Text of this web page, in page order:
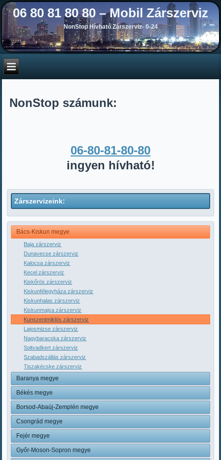
06 80 81 80 80 – Mobil Zárszerviz
NonStop Hívható Zárszerviz- 0-24
NonStop számunk:
06-80-81-80-80
ingyen hívható!
Zárszervizeink:
Bács-Kiskun megye
Baja zárszerviz
Dunavecse zárszerviz
Kalocsa zárszerviz
Kecel zárszerviz
Kiskőrös zárszerviz
Kiskunfélegyháza zárszerviz
Kiskunhalas zárszerviz
Kiskunmajsa zárszerviz
Kunszentmiklós zárszerviz
Lajosmizse zárszerviz
Nagybaracska zárszerviz
Soltvadkert zárszerviz
Szabadszállás zárszerviz
Tiszakécske zárszerviz
Baranya megye
Békés megye
Borsod-Abaúj-Zemplén megye
Csongrád megye
Fejér megye
Győr-Moson-Sopron megye